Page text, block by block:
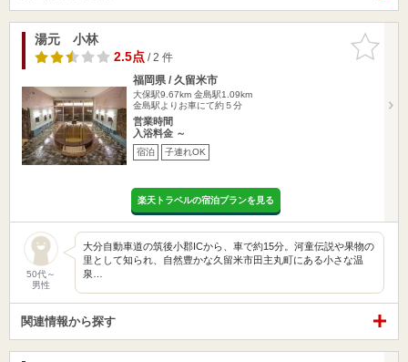
お気に入
りに追加
湯元 小林
2.5点/ 2 件
福岡県 / 久留米市
大保駅9.67km 金島駅1.09km
金島駅よりお車にて約５分
営業時間
入浴料金 ～
宿泊 子連れOK
楽天トラベルの宿泊プランを見る
50代～
男性
大分自動車道の筑後小郡ICから、車で約15分。河童伝説や果物の
里として知られ、自然豊かな久留米市田主丸町にある小さな温
泉…
関連情報から探す